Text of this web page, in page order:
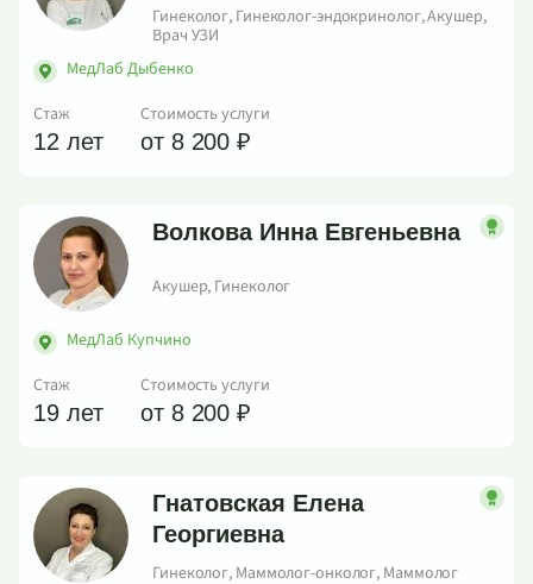
Гинеколог, Гинеколог-эндокринолог, Акушер,
Врач УЗИ
МедЛаб Дыбенко
Стаж
12 лет
Стоимость услуги
от 8 200 ₽
Волкова Инна Евгеньевна
Акушер, Гинеколог
МедЛаб Купчино
Стаж
19 лет
Стоимость услуги
от 8 200 ₽
Гнатовская Елена
Георгиевна
Гинеколог, Маммолог-онколог, Маммолог